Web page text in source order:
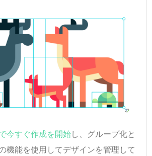
今すぐ作成を開始し、グループ化と
機能を使用してデザインを管理して